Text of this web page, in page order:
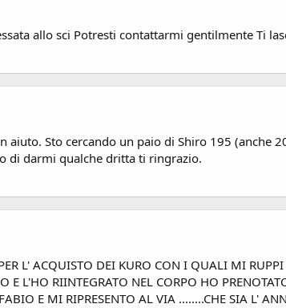
allo sci Potresti contattarmi gentilmente Ti
Sto cercando un paio di Shiro 195 (anche
di darmi qualche dritta ti ringrazio.
L' ACQUISTO DEI KURO CON I QUALI MI
L'HO RIINTEGRATO NEL CORPO HO
E MI RIPRESENTO AL VIA ........CHE SIA L'